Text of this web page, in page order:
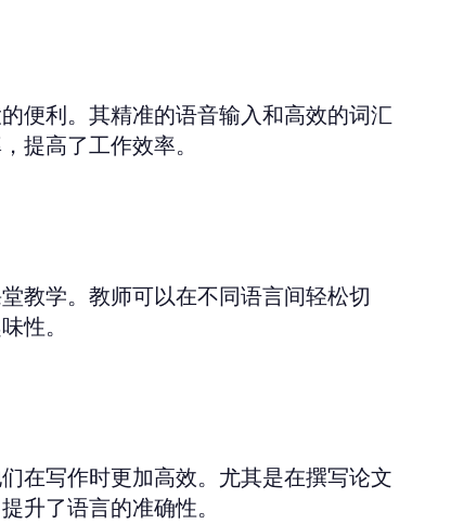
便利。其精准的语音输入和高效的词汇
提高了工作效率。
教学。教师可以在不同语言间轻松切
性。
在写作时更加高效。尤其是在撰写论文
升了语言的准确性。